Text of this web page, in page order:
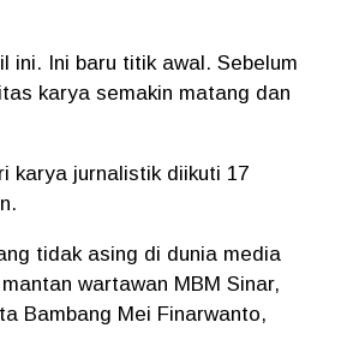
ini. Ini baru titik awal. Sebelum
karya semakin matang dan
karya jurnalistik diikuti 17
tidak asing di dunia media
wartawan MBM Sinar,
Bambang Mei Finarwanto,